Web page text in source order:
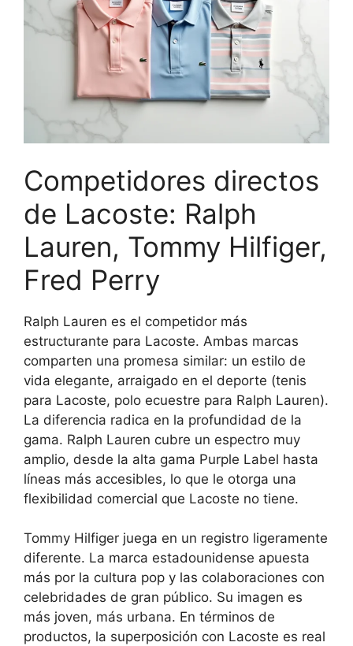
Competidores directos
de Lacoste: Ralph
Lauren, Tommy Hilfiger,
Fred Perry
Ralph Lauren es el competidor más
estructurante para Lacoste. Ambas marcas
comparten una promesa similar: un estilo de
vida elegante, arraigado en el deporte (tenis
para Lacoste, polo ecuestre para Ralph Lauren).
La diferencia radica en la profundidad de la
gama. Ralph Lauren cubre un espectro muy
amplio, desde la alta gama Purple Label hasta
líneas más accesibles, lo que le otorga una
flexibilidad comercial que Lacoste no tiene.
Tommy Hilfiger juega en un registro ligeramente
diferente. La marca estadounidense apuesta
más por la cultura pop y las colaboraciones con
celebridades de gran público. Su imagen es
más joven, más urbana. En términos de
productos, la superposición con Lacoste es real